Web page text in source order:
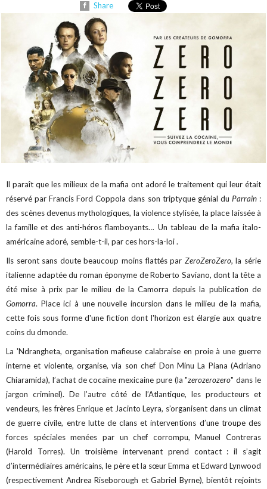
Share
Il paraît que les milieux de la mafia ont adoré le traitement qui leur était
réservé par Francis Ford Coppola dans son triptyque génial du Parrain :
des scènes devenus mythologiques, la violence stylisée, la place laissée à
la famille et des anti-héros flamboyants… Un tableau de la mafia italo-
américaine adoré, semble-t-il, par ces hors-la-loi .
Ils seront sans doute beaucoup moins flattés par ZeroZeroZero, la série
italienne adaptée du roman éponyme de Roberto Saviano, dont la tête a
été mise à prix par le milieu de la Camorra depuis la publication de
Gomorra. Place ici à une nouvelle incursion dans le milieu de la mafia,
cette fois sous forme d'une fiction dont l'horizon est élargie aux quatre
coins du dmonde.
La 'Ndrangheta, organisation mafieuse calabraise en proie à une guerre
interne et violente, organise, via son chef Don Minu La Piana (Adriano
Chiaramida), l’achat de cocaïne mexicaine pure (la "zerozerozero" dans le
jargon criminel). De l’autre côté de l’Atlantique, les producteurs et
vendeurs, les frères Enrique et Jacinto Leyra, s’organisent dans un climat
de guerre civile, entre lutte de clans et interventions d’une troupe des
forces spéciales menées par un chef corrompu, Manuel Contreras
(Harold Torres). Un troisième intervenant prend contact : il s’agit
d’intermédiaires américains, le père et la sœur Emma et Edward Lynwood
(respectivement Andrea Riseborough etGabriel Byrne), bientôt rejoints